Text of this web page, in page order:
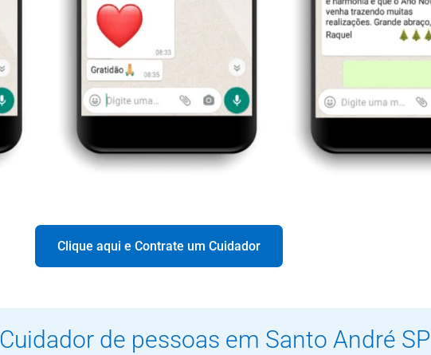
Clique aqui e Contrate um Cuidador
Cuidador de pessoas em Santo André SP